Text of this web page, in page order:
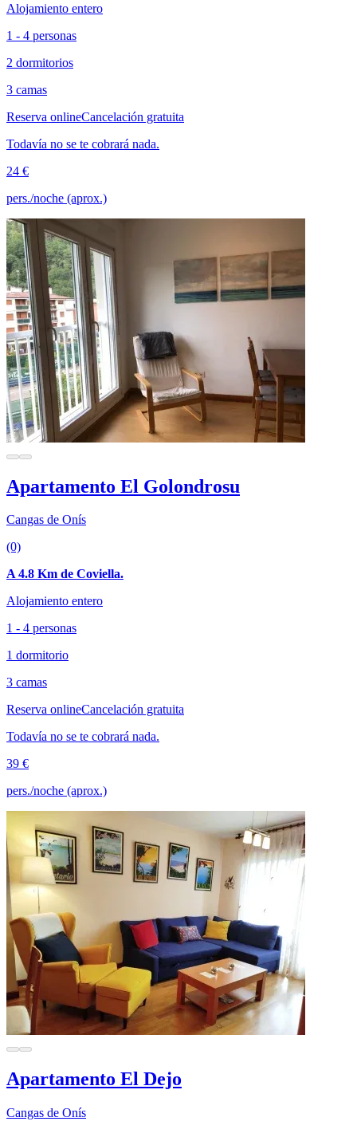
Alojamiento entero
1 - 4 personas
2 dormitorios
3 camas
Reserva onlineCancelación gratuita
Todavía no se te cobrará nada.
24 €
pers./noche (aprox.)
Apartamento El Golondrosu
Cangas de Onís
(0)
A 4.8 Km de Coviella.
Alojamiento entero
1 - 4 personas
1 dormitorio
3 camas
Reserva onlineCancelación gratuita
Todavía no se te cobrará nada.
39 €
pers./noche (aprox.)
Apartamento El Dejo
Cangas de Onís